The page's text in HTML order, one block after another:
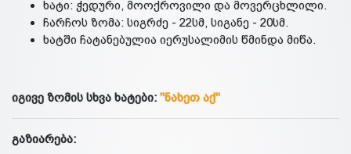
ხატი: ჭედური, მოოქროვილი და მოვერცხლილი.
ჩარჩოს ზომა: სიგრძე - 22სმ, სიგანე - 20სმ.
ხატში ჩატანებულია იერუსალიმის წმინდა მიწა.
იგივე ზომის სხვა ხატები: "ნახეთ აქ"
გაზიარება: